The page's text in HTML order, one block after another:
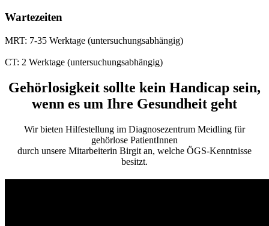
Wartezeiten
MRT: 7-35 Werktage (untersuchungsabhängig)
CT: 2 Werktage (untersuchungsabhängig)
Gehörlosigkeit sollte kein Handicap sein,
wenn es um Ihre Gesundheit geht
Wir bieten Hilfestellung im Diagnosezentrum Meidling für
gehörlose PatientInnen
durch unsere Mitarbeiterin Birgit an, welche ÖGS-Kenntnisse
besitzt.